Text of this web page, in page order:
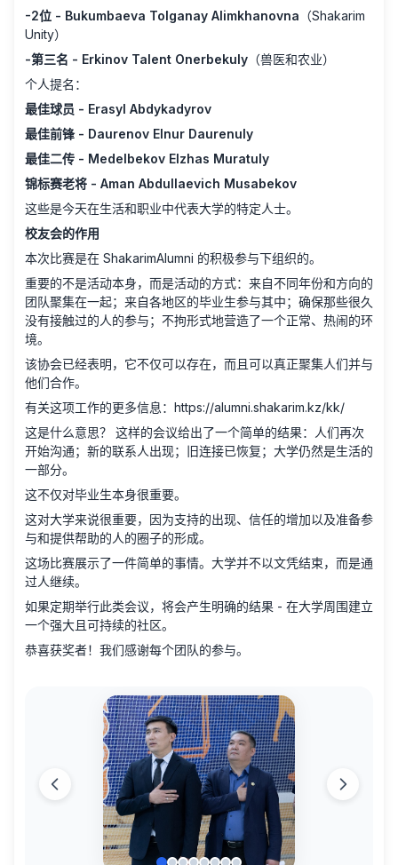
-2位 - Bukumbaeva Tolganay Alimkhanovna （Shakarim
Unity）
-第三名 - Erkinov Talent Onerbekuly （兽医和农业）
个人提名：
最佳球员 - Erasyl Abdykadyrov
最佳前锋 - Daurenov Elnur Daurenuly
最佳二传 - Medelbekov Elzhas Muratuly
锦标赛老将 - Aman Abdullaevich Musabekov
这些是今天在生活和职业中代表大学的特定人士。
校友会的作用
本次比赛是在 ShakarimAlumni 的积极参与下组织的。
重要的不是活动本身，而是活动的方式：来自不同年份和方向的
团队聚集在一起；来自各地区的毕业生参与其中；确保那些很久
没有接触过的人的参与；不拘形式地营造了一个正常、热闹的环
境。
该协会已经表明，它不仅可以存在，而且可以真正聚集人们并与
他们合作。
有关这项工作的更多信息： https://alumni.shakarim.kz/kk/
这是什么意思？ 这样的会议给出了一个简单的结果：人们再次
开始沟通；新的联系人出现；旧连接已恢复；大学仍然是生活的
一部分。
这不仅对毕业生本身很重要。
这对大学来说很重要，因为支持的出现、信任的增加以及准备参
与和提供帮助的人的圈子的形成。
这场比赛展示了一件简单的事情。大学并不以文凭结束，而是通
过人继续。
如果定期举行此类会议，将会产生明确的结果 - 在大学周围建立
一个强大且可持续的社区。
恭喜获奖者！我们感谢每个团队的参与。